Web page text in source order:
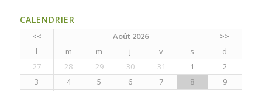
CALENDRIER
<< Août 2026
>>
l
m m j v s
d
27
28 29 30 31 1
2
3
4 5 6 7 8
9